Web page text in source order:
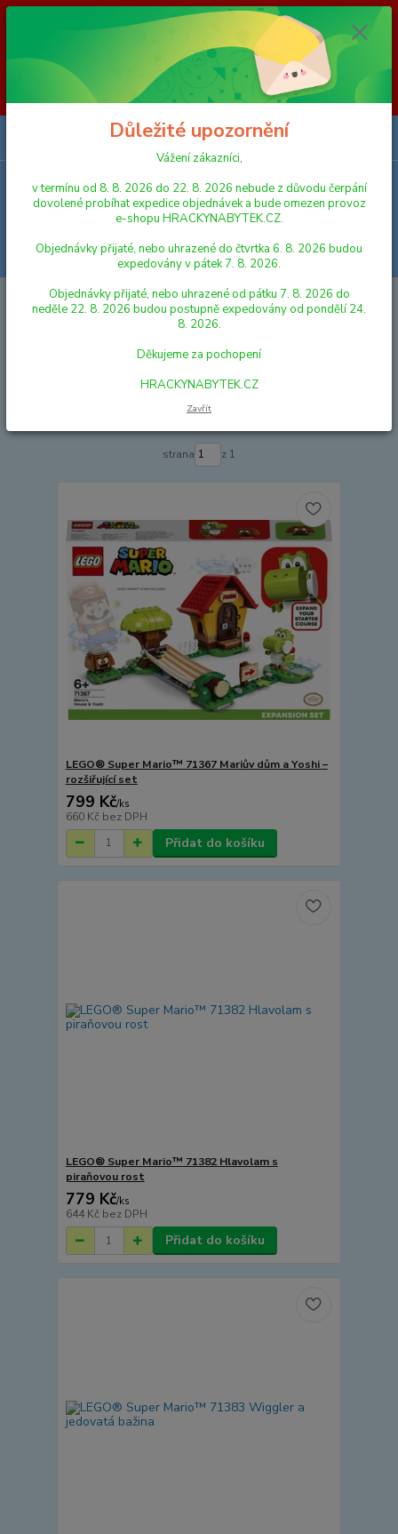
Vážení zákazníci, v termínu od 8. 8. 2026 do 23. 8. 2026 nebude z
důvodu čerpání dovolené probíhat expedice objednávek a bude omezen
provoz e-shopu HRACKYNABYTEK.CZ. Objednávky přijaté, nebo
uhrazené do čtvrtka 6. 8. 2026 budou expedovány v pátek 7. 8. 2026.
Objednávky přijaté, nebo uhrazené od pátku 7. 8. 2026 do neděle 23. 8.
2026 budou postupně expedovány od pondělí 24. 8. 2026. Děkujeme za
pochopení HRACKYNABYTEK.CZ
Menu
Hledat
LEGO LEGO® Super Mario™
LEGO® Super Mario™
Nejlevnější Nejdražší
strana z 1
LEGO® Super Mario™ 71367 Mariův dům a Yoshi –
rozšiřující set
799 Kč/ks
660 Kč bez DPH
Přidat do košíku
LEGO® Super Mario™ 71382 Hlavolam s
piraňovou rost
779 Kč/ks
644 Kč bez DPH
Přidat do košíku
Důležité upozornění
Vážení zákazníci,
v termínu od 8. 8. 2026 do 22. 8. 2026 nebude z důvodu čerpání
dovolené probíhat expedice objednávek a bude omezen provoz
e-shopu HRACKYNABYTEK.CZ.
Objednávky přijaté, nebo uhrazené do čtvrtka 6. 8. 2026 budou
expedovány v pátek 7. 8. 2026.
Objednávky přijaté, nebo uhrazené od pátku 7. 8. 2026 do
neděle 22. 8. 2026 budou postupně expedovány od pondělí 24.
8. 2026.
Děkujeme za pochopení
HRACKYNABYTEK.CZ
Zavřít